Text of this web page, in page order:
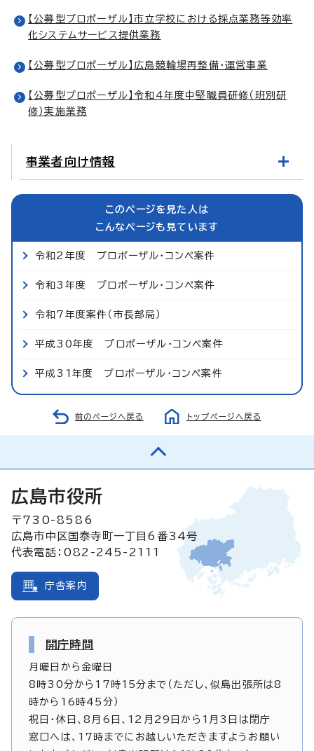
【公募型プロポーザル】市立学校における採点業務等効率
化システムサービス提供業務
【公募型プロポーザル】広島競輪場再整備・運営事業
【公募型プロポーザル】令和4年度中堅職員研修（班別研
修）実施業務
事業者向け情報
このページを見た人は
こんなページも見ています
令和2年度 プロポーザル・コンペ案件
令和3年度 プロポーザル・コンペ案件
令和7年度案件（市長部局）
平成30年度 プロポーザル・コンペ案件
平成31年度 プロポーザル・コンペ案件
前のページへ戻る トップページへ戻る
広島市役所
〒730-8586
広島市中区国泰寺町一丁目6番34号
代表電話：082-245-2111
庁舎案内
開庁時間
月曜日から金曜日
8時30分から17時15分まで（ただし、似島出張所は8
時から16時45分）
祝日・休日、8月6日、12月29日から1月3日は閉庁
窓口へは、17時までにお越しいただきますようお願い